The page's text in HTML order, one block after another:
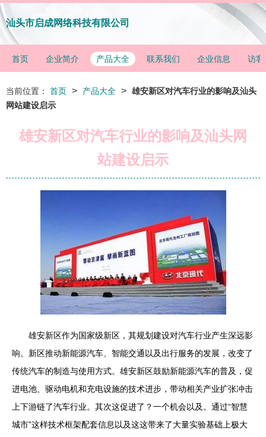
汕头市启成网络科技有限公司
首页 企业简介 产品大全 联系我们 企业信息 访客
当前位置： 首页 > 产品大全 > 雄安新区对汽车行业的影响及汕头
网站建设启示
雄安新区对汽车行业的影响及汕头网
站建设启示
雄安新区作为国家级新区，其规划建设对汽车行业产生深远影
响。新区推动新能源汽车、智能交通以及出行服务的发展，改变了
传统汽车的制造与使用方式。雄安新区鼓励新能源汽车的普及，促
进电池、驱动电机和充电设施的技术进步，带动相关产业扩张冲击
上下游链了汽车行业。其次这促进了？一个机会以及。通过“智慧
城市”这样技术框架配套信息以及这这带来了大量实验基础上极大